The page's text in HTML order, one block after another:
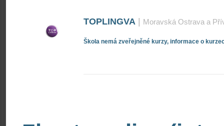
TOPLINGVA Moravská Ostrava a
Škola nemá zveřejněné kurzy, informace o